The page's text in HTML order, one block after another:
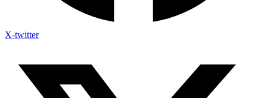
X-twitter